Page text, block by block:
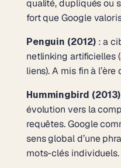
qualité, dupliqués ou
fort que Google
Penguin (2012): a
netlinking artificielles
liens). A mis fin à
Hummingbird (2013)
évolution vers la
requêtes. Google
sens global d’une
mots-clés individuels.